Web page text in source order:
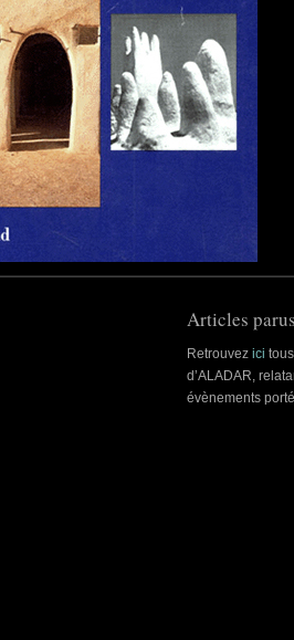
Articles
Retrouvez ici
d’ALADAR,
évènements